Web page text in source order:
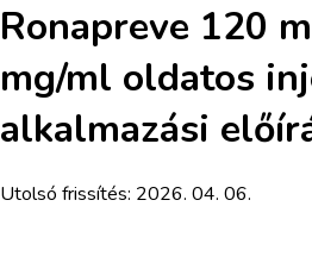
Ronapreve 120
mg/ml oldatos
alkalmazási
Utolsó frissítés: 2026. 04. 06.